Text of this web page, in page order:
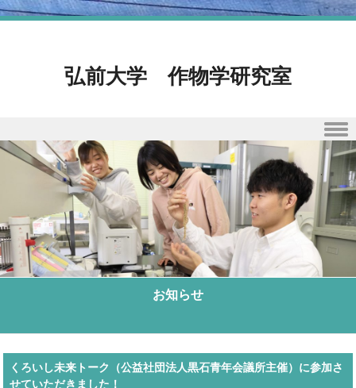
弘前大学 作物学研究室
Skip to content
お知らせ
くろいし未来トーク（公益社団法人黒石青年会議所主催）に参加さ
せていただきました！